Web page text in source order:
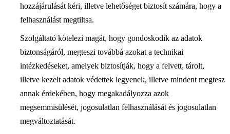
hozzájárulását kéri, illetve lehetőséget biztosít számára, hogy a
felhasználást megtiltsa.
Szolgáltató kötelezi magát, hogy gondoskodik az adatok
biztonságáról, megteszi továbbá azokat a technikai
intézkedéseket, amelyek biztosítják, hogy a felvett, tárolt,
illetve kezelt adatok védettek legyenek, illetve mindent megtesz
annak érdekében, hogy megakadályozza azok
megsemmisülését, jogosulatlan felhasználását és jogosulatlan
megváltoztatását.